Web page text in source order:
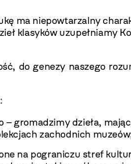
ma niepowtarzalny
klasyków uzupełniamy
do genezy naszego
gromadzimy dzieła,
zachodnich
na pograniczu stref